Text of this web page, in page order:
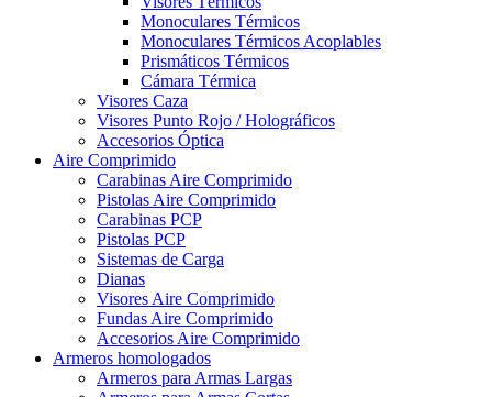
Monoculares Térmicos
Monoculares Térmicos Acoplables
Prismáticos Térmicos
Cámara Térmica
Visores Caza
Visores Punto Rojo / Holográficos
Accesorios Óptica
Aire Comprimido
Carabinas Aire Comprimido
Pistolas Aire Comprimido
Carabinas PCP
Pistolas PCP
Sistemas de Carga
Dianas
Visores Aire Comprimido
Fundas Aire Comprimido
Accesorios Aire Comprimido
Armeros homologados
Armeros para Armas Largas